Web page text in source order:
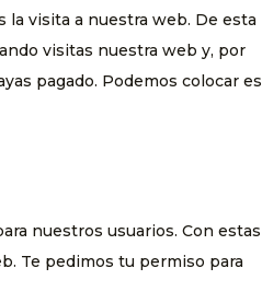
la visita a nuestra web. De esta
visitas nuestra web y, por
pagado. Podemos colocar
nuestros usuarios. Con estas
Te pedimos tu permiso para